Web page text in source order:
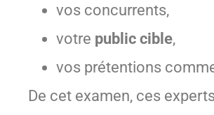
vos concurrents,
votre public cible,
vos prétentions
De cet examen, ces